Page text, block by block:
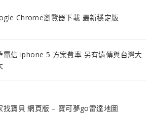
Chrome瀏覽器下載 最新穩定版
電信 iphone 5 方案費率 另有遠傳與台灣大
找寶貝 網頁版 – 寶可夢go雷達地圖